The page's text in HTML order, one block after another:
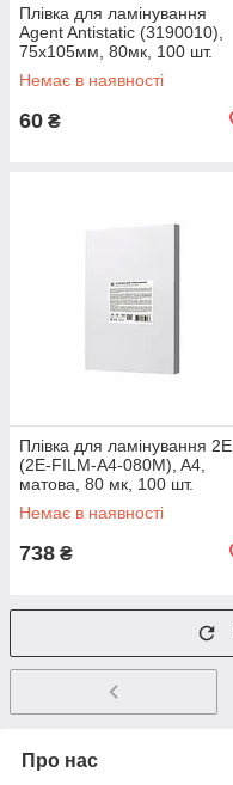
Плівка для ламінування
Agent Antistatic (3190010),
75х105мм, 80мк, 100 шт.
Немає в наявності
60 ₴
Плівка для ламінування 2E
(2E-FILM-A4-080M), A4,
матова, 80 мк, 100 шт.
Немає в наявності
738 ₴
Про нас